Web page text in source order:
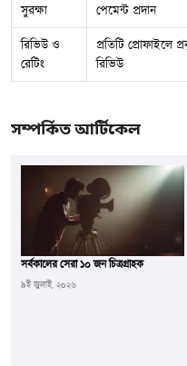
সুরক্ষা
পেমেন্ট প্রদান
রিভিউ ও
রেটিং
প্রতিটি প্রোফাইলে
রিভিউ
সম্পর্কিত আর্টিকেল
সর্বকালের সেরা ১০ জন চিত্রগ্রাহক
৯ই জুলাই, ২০২৬